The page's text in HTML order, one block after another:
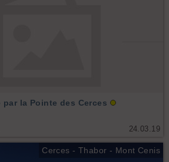
24.03.19
la Pointe des Cerces
Cerces - Thabor - Mont Cenis